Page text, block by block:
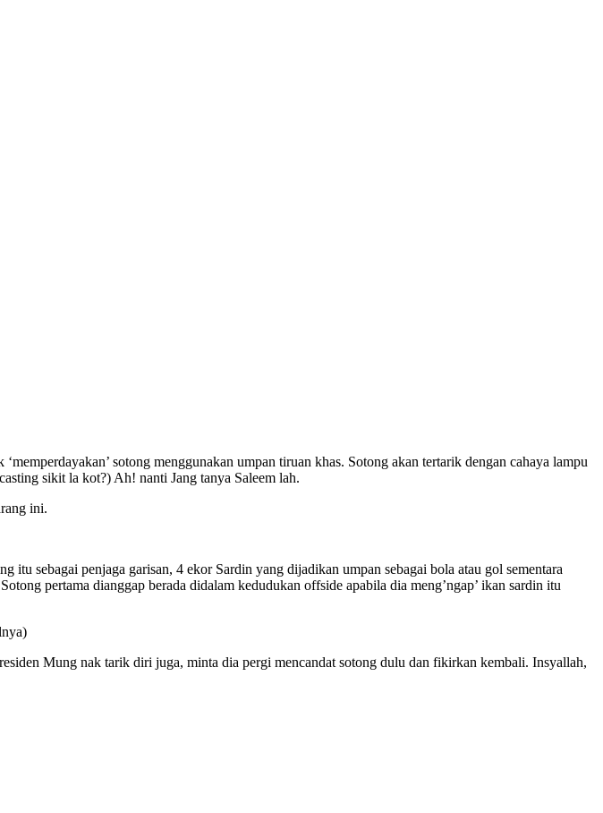
sotong menggunakan umpan tiruan khas. Sotong akan tertarik dengan cahaya lampu
sikit la kot?) Ah! nanti Jang tanya Saleem lah.
ini.
sebagai penjaga garisan, 4 ekor Sardin yang dijadikan umpan sebagai bola atau gol sementara
pertama dianggap berada didalam kedudukan offside apabila dia meng’ngap’ ikan sardin itu
Mung nak tarik diri juga, minta dia pergi mencandat sotong dulu dan fikirkan kembali. Insyallah,